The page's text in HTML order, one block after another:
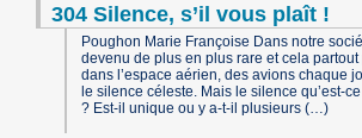
304 Silence, s’il vous plaît !
Poughon Marie Françoise Dans notre
devenu de plus en plus rare et cela
dans l’espace aérien, des avions chaque
le silence céleste. Mais le silence qu’est-
? Est-il unique ou y a-t-il plusieurs (…)